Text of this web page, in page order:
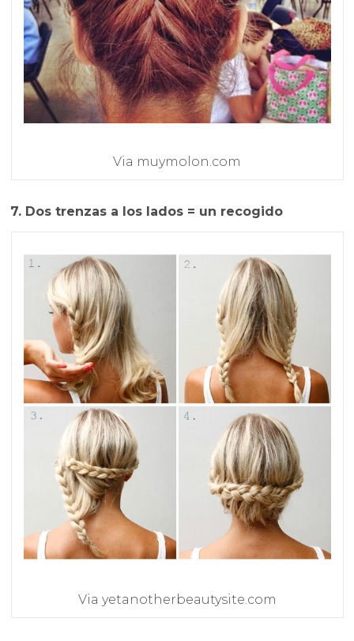
Via muymolon.com
7. Dos trenzas a los lados = un recogido
Via yetanotherbeautysite.com